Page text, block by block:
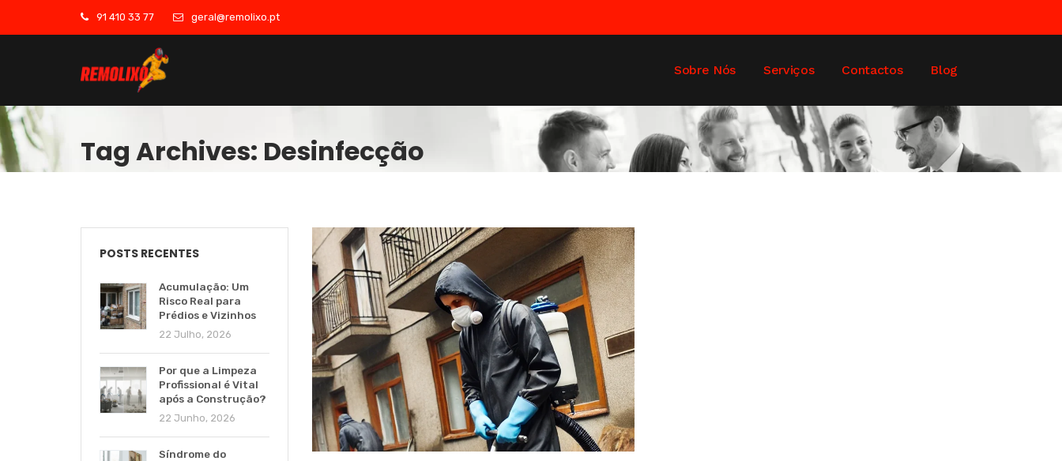
91 410 33 77 geral@remolixo.pt
Sobre Nós Serviços Contactos Blog
Tag Archives: Desinfecção
POSTS RECENTES
Acumulação: Um
Risco Real para
Prédios e Vizinhos
22 Julho, 2026
Por que a Limpeza
Profissional é Vital
após a Construção?
22 Junho, 2026
Síndrome do